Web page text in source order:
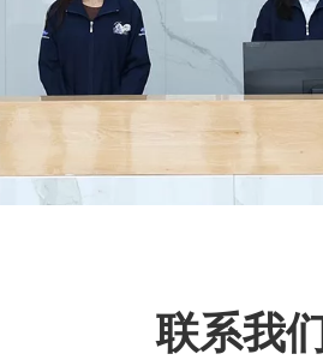
联系我们